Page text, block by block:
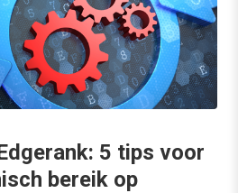
5 tips voor
bereik op